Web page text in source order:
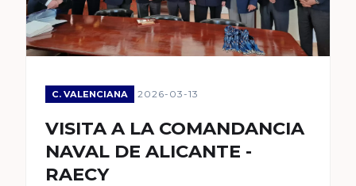
C. VALENCIANA 2026-03-13
VISITA A LA COMANDANCIA
NAVAL DE ALICANTE -
RAECY